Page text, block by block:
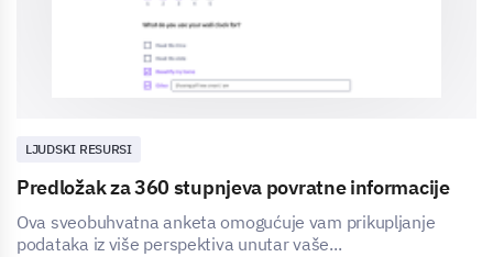
LJUDSKI RESURSI
Predložak za 360 stupnjeva povratne informacije
Ova sveobuhvatna anketa omogućuje vam prikupljanje
podataka iz više perspektiva unutar vaše...